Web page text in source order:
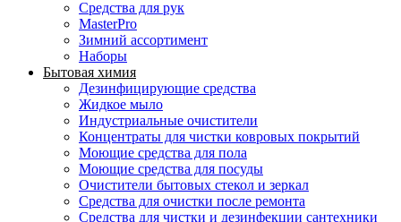
Средства для рук
MasterPro
Зимний ассортимент
Наборы
Бытовая химия
Дезинфицирующие средства
Жидкое мыло
Индустриальные очистители
Концентраты для чистки ковровых покрытий
Моющие средства для пола
Моющие средства для посуды
Очистители бытовых стекол и зеркал
Средства для очистки после ремонта
Средства для чистки и дезинфекции сантехники